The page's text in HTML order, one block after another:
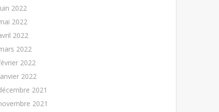
2022
2022
2022
2022
2022
2022
2021
2021